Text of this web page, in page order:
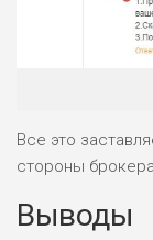
Все это
стороны
Выводы